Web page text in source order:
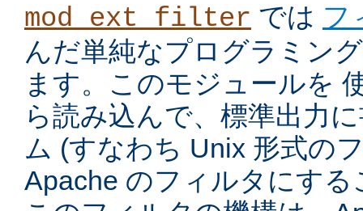
mod_ext_filter では フ
んだ単純なプログラミン
ます。このモジュールを
ら読み込んで、標準出力
ム (すなわち Unix 形式の
Apache のフィルタにす